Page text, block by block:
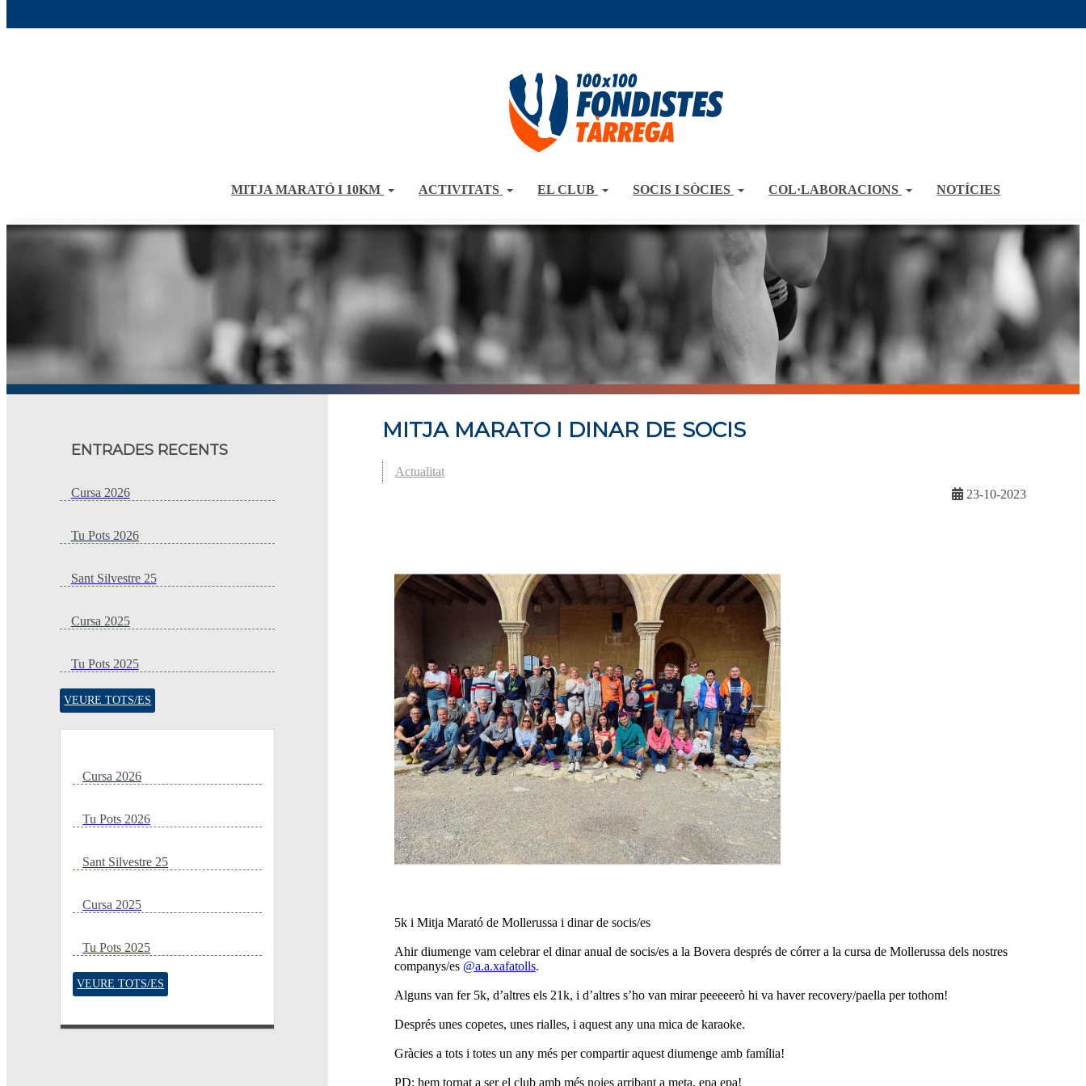
MITJA MARATÓ I 10KM ACTIVITATS EL CLUB SOCIS I SÒCIES COL·LABORACIONS NOTÍCIES
ENTRADES RECENTS
Cursa 2026
Tu Pots 2026
Sant Silvestre 25
Cursa 2025
Tu Pots 2025
VEURE TOTS/ES
Cursa 2026
Tu Pots 2026
Sant Silvestre 25
Cursa 2025
Tu Pots 2025
VEURE TOTS/ES
MITJA MARATO I DINAR DE SOCIS
Actualitat
23-10-2023
5k i Mitja Marató de Mollerussa i dinar de socis/es
Ahir diumenge vam celebrar el dinar anual de socis/es a la Bovera després de córrer a la cursa de Mollerussa dels nostres
companys/es @a.a.xafatolls.
Alguns van fer 5k, d’altres els 21k, i d’altres s’ho van mirar peeeeerò hi va haver recovery/paella per tothom!
Després unes copetes, unes rialles, i aquest any una mica de karaoke.
Gràcies a tots i totes un any més per compartir aquest diumenge amb família!
PD: hem tornat a ser el club amb més noies arribant a meta, epa epa!